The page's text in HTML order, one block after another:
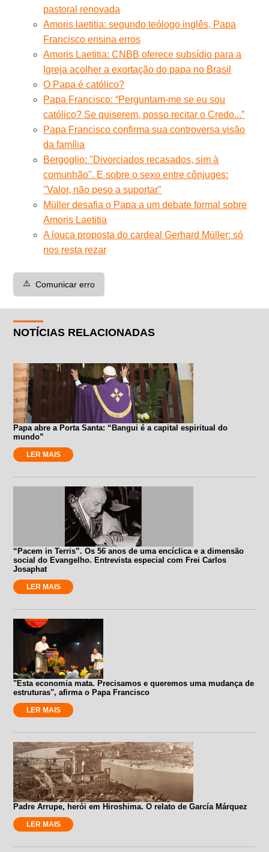
pastoral renovada
Amoris laetitia: segundo teólogo inglês, Papa
Francisco ensina erros
Amoris Laetitia: CNBB oferece subsídio para a
Igreja acolher a exortação do papa no Brasil
O Papa é católico?
Papa Francisco: “Perguntam-me se eu sou
católico? Se quiserem, posso recitar o Credo...”
Papa Francisco confirma sua controversa visão
da família
Bergoglio: "Divorciados recasados, sim à
comunhão". E sobre o sexo entre cônjuges:
"Valor, não peso a suportar"
Müller desafia o Papa a um debate formal sobre
Amoris Laetitia
A louca proposta do cardeal Gerhard Müller: só
nos resta rezar
⚠️ Comunicar erro
NOTÍCIAS RELACIONADAS
Papa abre a Porta Santa: “Bangui é a capital espiritual do
mundo”
LER MAIS
“Pacem in Terris”. Os 56 anos de uma encíclica e a dimensão
social do Evangelho. Entrevista especial com Frei Carlos
Josaphat
LER MAIS
"Esta economia mata. Precisamos e queremos uma mudança de
estruturas", afirma o Papa Francisco
LER MAIS
Padre Arrupe, herói em Hiroshima. O relato de García Márquez
LER MAIS